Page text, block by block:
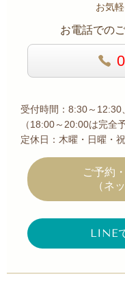
お気
お電話での
受付時間：8:30～
（18:00～20:00は完全
定休日：木曜・日曜・
ご予約
（ネ
LINE